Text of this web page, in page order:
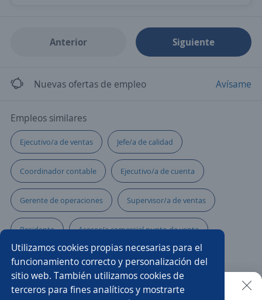
Utilizamos cookies propias necesarias para el
funcionamiento correcto y personalización del
sitio web. También utilizamos cookies de
terceros para fines analíticos y mostrarte
Anterior Siguiente
Nuevas ofertas de empleo Avísame
Empleos similares
Ejecutivo/a de ventas Jefe/a de calidad
Coordinador contable Ejecutivo/a de cuenta
Gerente de operaciones Supervisor/a de ventas
Residente Asesor/a comercial punto de venta
Coordinador/a de transporte
Supervisor/a de mantenimiento